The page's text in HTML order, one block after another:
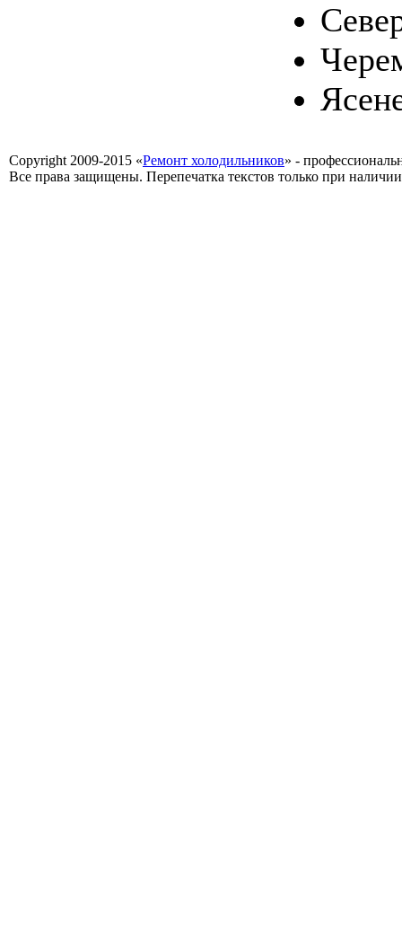
Copyright 2009-2015 «Ремонт холодильников» -
Все права защищены. Перепечатка текстов только при